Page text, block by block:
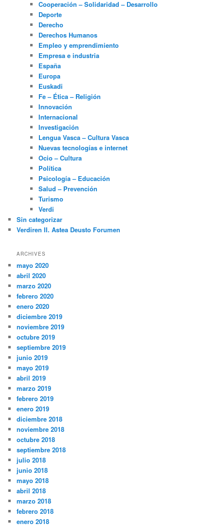
Cooperación – Solidaridad – Desarrollo
Deporte
Derecho
Derechos Humanos
Empleo y emprendimiento
Empresa e industria
España
Europa
Euskadi
Fe – Ética – Religión
Innovación
Internacional
Investigación
Lengua Vasca – Cultura Vasca
Nuevas tecnologías e internet
Ocio – Cultura
Política
Psicología – Educación
Salud – Prevención
Turismo
Verdi
Sin categorizar
Verdiren II. Astea Deusto Forumen
ARCHIVES
mayo 2020
abril 2020
marzo 2020
febrero 2020
enero 2020
diciembre 2019
noviembre 2019
octubre 2019
septiembre 2019
junio 2019
mayo 2019
abril 2019
marzo 2019
febrero 2019
enero 2019
diciembre 2018
noviembre 2018
octubre 2018
septiembre 2018
julio 2018
junio 2018
mayo 2018
abril 2018
marzo 2018
febrero 2018
enero 2018